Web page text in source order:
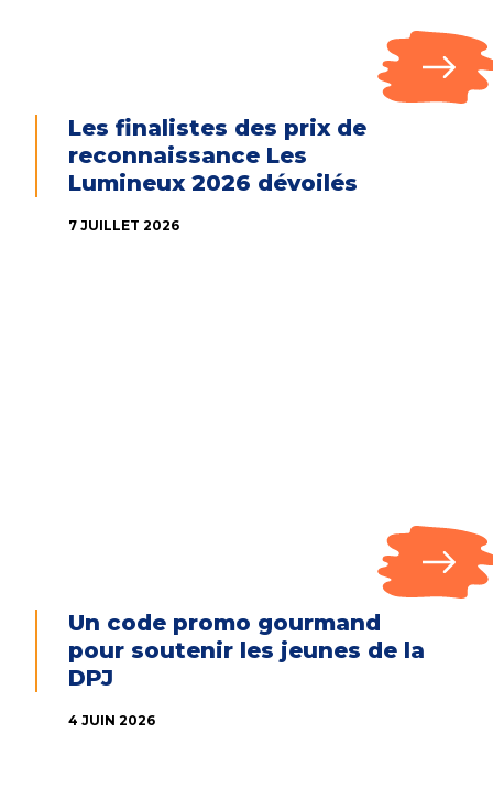
Les finalistes des prix de
reconnaissance Les
Lumineux 2026 dévoilés
7 JUILLET 2026
Un code promo gourmand
pour soutenir les jeunes de la
DPJ
4 JUIN 2026